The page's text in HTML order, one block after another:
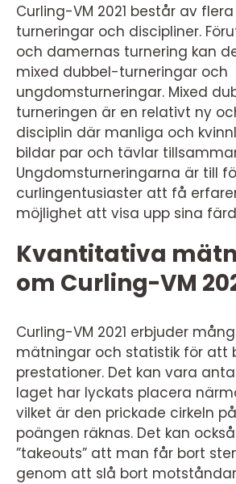
Curling-VM 2021 består av
turneringar och discipliner.
och damernas turnering kan
mixed dubbel-turneringar och
ungdomsturneringar. Mixed
turneringen är en relativt ny
disciplin där manliga och
bildar par och tävlar
Ungdomsturneringarna är till
curlingentusiaster att få
möjlighet att visa upp sina
Kvantitativa
om Curling-VM
Curling-VM 2021 erbjuder
mätningar och statistik för att
prestationer. Det kan vara
laget har lyckats placera
vilket är den prickade cirkeln
poängen räknas. Det kan
”takeouts” att man får bort
genom att slå bort